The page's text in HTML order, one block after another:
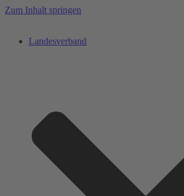
Zum Inhalt springen
Landesverband